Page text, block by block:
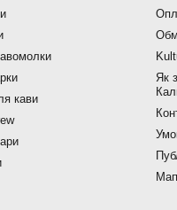
кави
Як